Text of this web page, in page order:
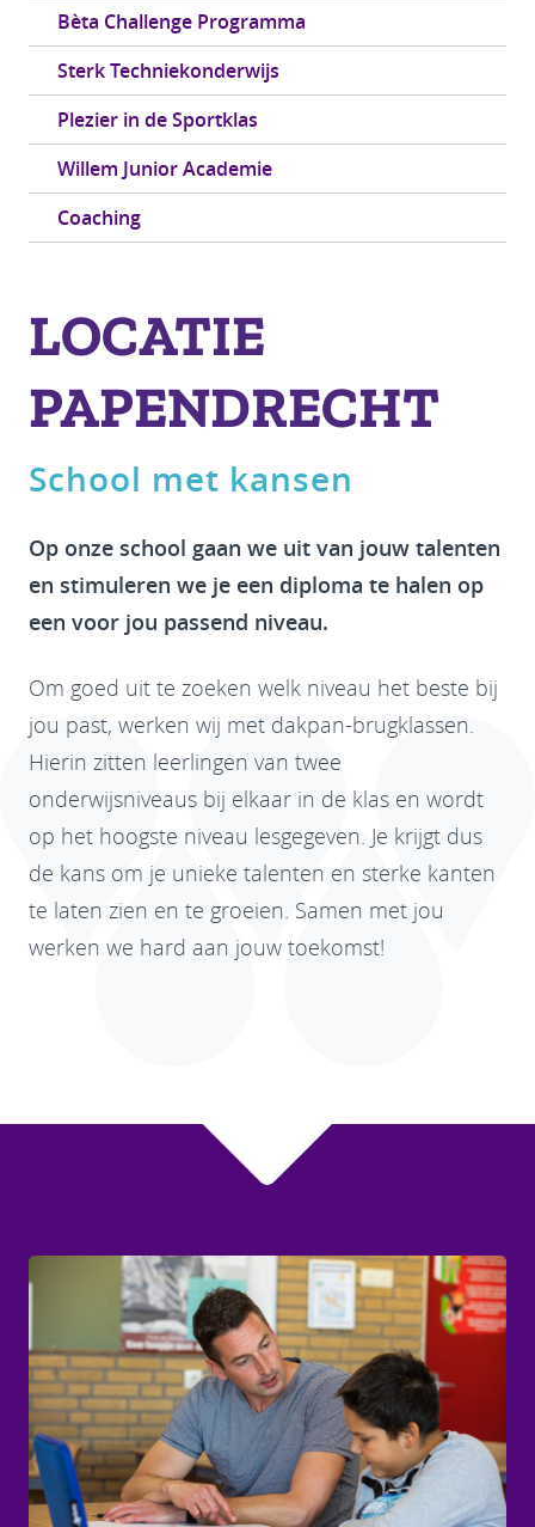
Bèta Challenge Programma
Sterk Techniekonderwijs
Plezier in de Sportklas
Willem Junior Academie
Coaching
LOCATIE
PAPENDRECHT
School met kansen
Op onze school gaan we uit van jouw talenten
en stimuleren we je een diploma te halen op
een voor jou passend niveau.
Om goed uit te zoeken welk niveau het beste bij
jou past, werken wij met dakpan-brugklassen.
Hierin zitten leerlingen van twee
onderwijsniveaus bij elkaar in de klas en wordt
op het hoogste niveau lesgegeven. Je krijgt dus
de kans om je unieke talenten en sterke kanten
te laten zien en te groeien. Samen met jou
werken we hard aan jouw toekomst!